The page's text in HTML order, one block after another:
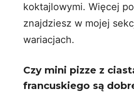
koktajlowymi. Więcej
znajdziesz w mojej
wariacjach.
Czy mini pizze z
francuskiego są